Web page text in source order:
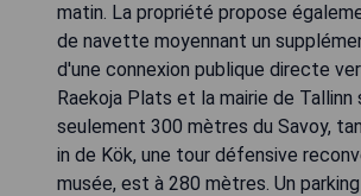
matin. La propriété propose
de navette moyennant un
d'une connexion publique directe
Raekoja Plats et la mairie de
seulement 300 mètres du Savoy,
in de Kök, une tour défensive
musée, est à 280 mètres. Un